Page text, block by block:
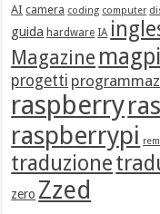
AI camera coding computer
guida hardware IA
Magazine magpi
progetti
raspberry
raspberrypi
traduzione
zero Zzed